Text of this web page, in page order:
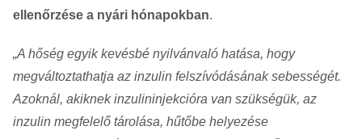
ellenőrzése a nyári hónapokban.
A hőség egyik kevésbé nyilvánvaló hatása, hogy
megváltoztathatja az inzulin felszívódásának sebességét.
Azoknál, akiknek inzulininjekcióra van szükségük, az
inzulin megfelelő tárolása, hűtőbe helyezése